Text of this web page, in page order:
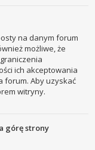
na danym forum
możliwe, że
ich akceptowania
forum. Aby uzyskać
witryny.
górę strony